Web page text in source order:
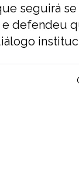
seguirá
defendeu